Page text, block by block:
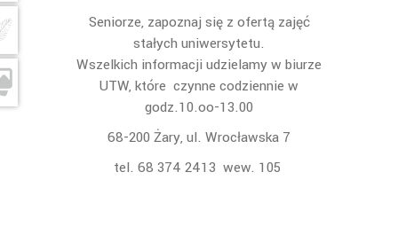
Seniorze, zapoznaj się z ofertą zajęć
stałych uniwersytetu.
Wszelkich informacji udzielamy w biurze
UTW, które czynne codziennie w
godz.10.oo-13.00
68-200 Żary, ul. Wrocławska 7
tel. 68 374 2413 wew. 105